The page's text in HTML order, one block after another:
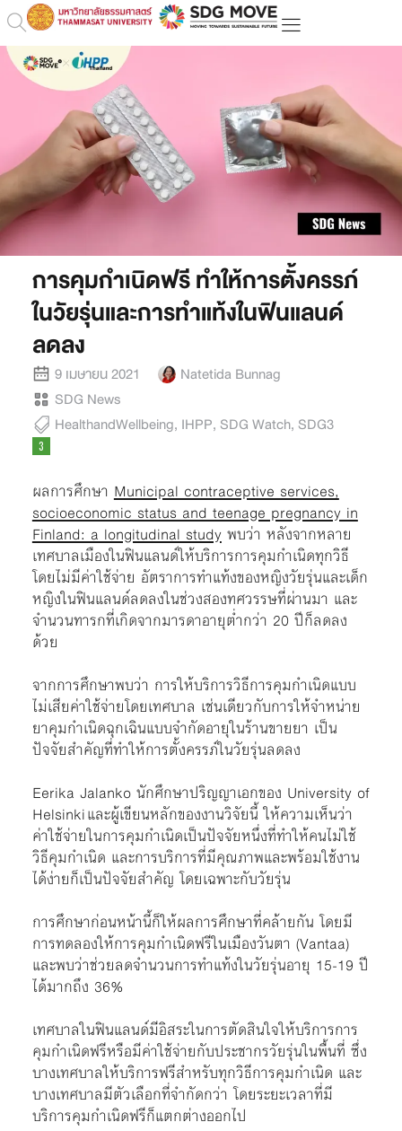
การคุมกำเนิดฟรี ทำให้การตั้งครรภ์
ในวัยรุ่นและการทำแท้งในฟินแลนด์
ลดลง
9 เมษายน 2021
Natetida Bunnag
SDG News
HealthandWellbeing, IHPP, SDG Watch, SDG3
ผลการศึกษาMunicipal contraceptive services,
socioeconomic status and teenage pregnancy in
Finland: a longitudinal studyพบว่า หลังจากหลาย
เทศบาลเมืองในฟินแลนด์ให้บริการการคุมกำเนิดทุกวิธี
โดยไม่มีค่าใช้จ่าย อัตราการทำแท้งของหญิงวัยรุ่นและเด็ก
หญิงในฟินแลนด์ลดลงในช่วงสองทศวรรษที่ผ่านมา และ
จำนวนทารกที่เกิดจากมารดาอายุต่ำกว่า 20 ปีก็ลดลง
ด้วย
จากการศึกษาพบว่า การให้บริการวิธีการคุมกำเนิดแบบ
ไม่เสียค่าใช้จ่ายโดยเทศบาล เช่นเดียวกับการให้จำหน่าย
ยาคุมกำเนิดฉุกเฉินแบบจำกัดอายุในร้านขายยา เป็น
ปัจจัยสำคัญที่ทำให้การตั้งครรภ์ในวัยรุ่นลดลง
Eerika Jalanko นักศึกษาปริญญาเอกของ University of
Helsinki และผู้เขียนหลักของงานวิจัยนี้ ให้ความเห็นว่า
ค่าใช้จ่ายในการคุมกำเนิดเป็นปัจจัยหนึ่งที่ทำให้คนไม่ใช้
วิธีคุมกำเนิด และการบริการที่มีคุณภาพและพร้อมใช้งาน
ได้ง่ายก็เป็นปัจจัยสำคัญ โดยเฉพาะกับวัยรุ่น
การศึกษาก่อนหน้านี้ก็ให้ผลการศึกษาที่คล้ายกัน โดยมี
การทดลองให้การคุมกำเนิดฟรีในเมืองวันตา (Vantaa)
และพบว่าช่วยลดจำนวนการทำแท้งในวัยรุ่นอายุ 15-19 ปี
ได้มากถึง 36%
เทศบาลในฟินแลนด์มีอิสระในการตัดสินใจให้บริการการ
คุมกำเนิดฟรีหรือมีค่าใช้จ่ายกับประชากรวัยรุ่นในพื้นที่ ซึ่ง
บางเทศบาลให้บริการฟรีสำหรับทุกวิธีการคุมกำเนิด และ
บางเทศบาลมีตัวเลือกที่จำกัดกว่า โดยระยะเวลาที่มี
บริการคุมกำเนิดฟรีก็แตกต่างออกไป